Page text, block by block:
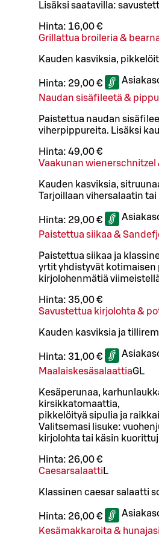
Lisäksi saatavilla:
Hinta: 16,00 €
Grillattua broileria &
Kauden kasviksia,
Hinta: 29,00 €
Naudan sisäfileetä &
Paistettua naudan
viherpippureita. Lisäksi
Hinta: 49,00 €
Vaakunan
Kauden kasviksia,
Tarjoillaan vihersalaatin
Hinta: 29,00 €
Paistettua siikaa &
Paistettua siikaa ja
yrtit yhdistyvät kotimaisen
kirjolohenmätiä
Hinta: 35,00 €
Savustettua kirjolohta &
Kauden kasviksia ja
Hinta: 31,00 €
MaalaiskesäsalaattiaGL
Kesäperunaa,
kirsikkatomaattia,
pikkelöityä sipulia ja
Valitsemasi lisuke:
kirjolohta tai käsin
Hinta: 26,00 €
Caesarsalaatti L
Klassinen caesar salaatti
Hinta: 26,00 €
Kesämakkaroita &